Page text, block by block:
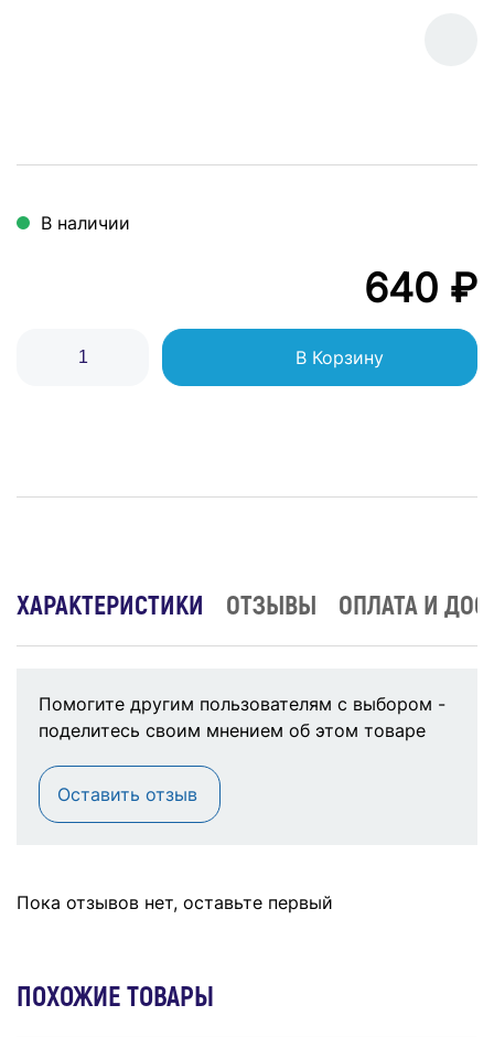
В наличии
640 ₽
В Корзину
ХАРАКТЕРИСТИКИ ОТЗЫВЫ ОПЛАТА И
Помогите другим пользователям с выбором -
поделитесь своим мнением об этом товаре
Оставить отзыв
Пока отзывов нет, оставьте первый
ПОХОЖИЕ ТОВАРЫ